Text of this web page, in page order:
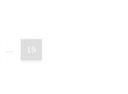
... 19